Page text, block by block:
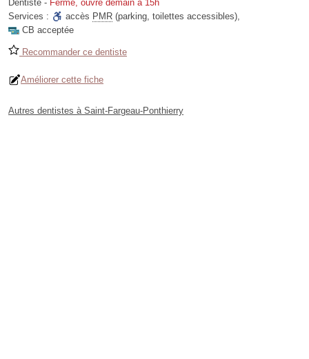
Dentiste - Fermé, ouvre demain à 15h
Services :
accès PMR (parking, toilettes accessibles),
CB acceptée
Recommander ce dentiste
Améliorer cette fiche
Autres dentistes à Saint-Fargeau-Ponthierry